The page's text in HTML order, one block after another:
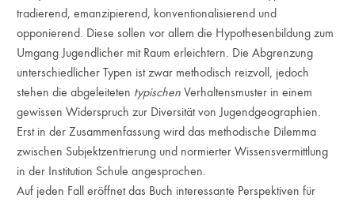
tradierend, emanzipierend, konventionalisierend und
opponierend. Diese sollen vor allem die Hypothesenbildung zum
Umgang Jugendlicher mit Raum erleichtern. Die Abgrenzung
unterschiedlicher Typen ist zwar methodisch reizvoll, jedoch
stehen die abgeleiteten typischen Verhaltensmuster in einem
gewissen Widerspruch zur Diversität von Jugendgeographien.
Erst in der Zusammenfassung wird das methodische Dilemma
zwischen Subjektzentrierung und normierter Wissensvermittlung
in der Institution Schule angesprochen.
Auf jeden Fall eröffnet das Buch interessante Perspektiven für